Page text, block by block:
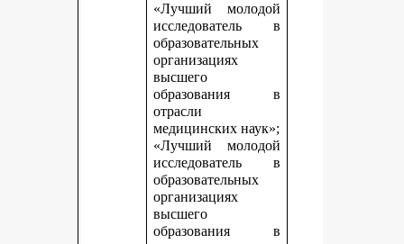
«Лучший молодой
исследователь в
образовательных
организациях
высшего
образования в
отрасли
медицинских наук»;
«Лучший молодой
исследователь в
образовательных
организациях
высшего
образования в